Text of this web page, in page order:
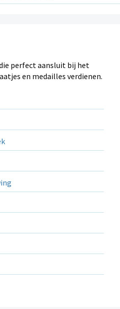
perfect aansluit bij het
en medailles verdienen.